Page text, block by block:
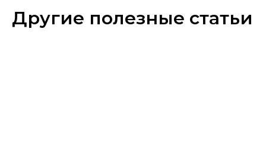
Другие полезные статьи